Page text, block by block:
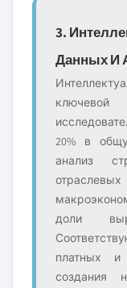
3.
Данных И
20% в
анализ
доли
платных и
создания